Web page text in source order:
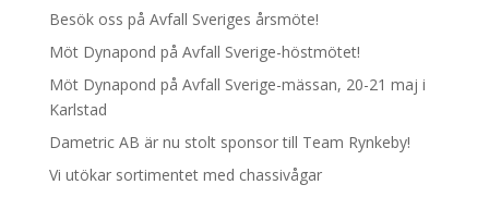
Besök oss på Avfall Sveriges årsmöte!
Möt Dynapond på Avfall Sverige-höstmötet!
Möt Dynapond på Avfall Sverige-mässan, 20-21 maj i
Karlstad
Dametric AB är nu stolt sponsor till Team Rynkeby!
Vi utökar sortimentet med chassivågar